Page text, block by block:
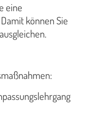
eine
können Sie